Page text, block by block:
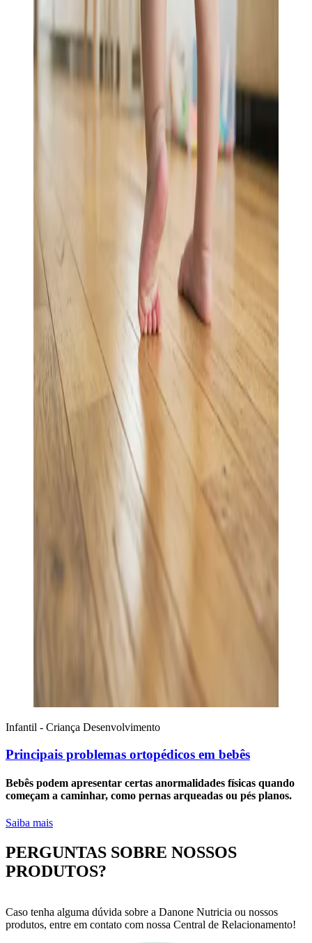
Infantil - Criança Desenvolvimento
Principais problemas ortopédicos em bebês
Bebês podem apresentar certas anormalidades físicas quando
começam a caminhar, como pernas arqueadas ou pés planos.
Saiba mais
PERGUNTAS SOBRE NOSSOS
PRODUTOS?
Caso tenha alguma dúvida sobre a Danone Nutricia ou nossos
produtos, entre em contato com nossa Central de Relacionamento!